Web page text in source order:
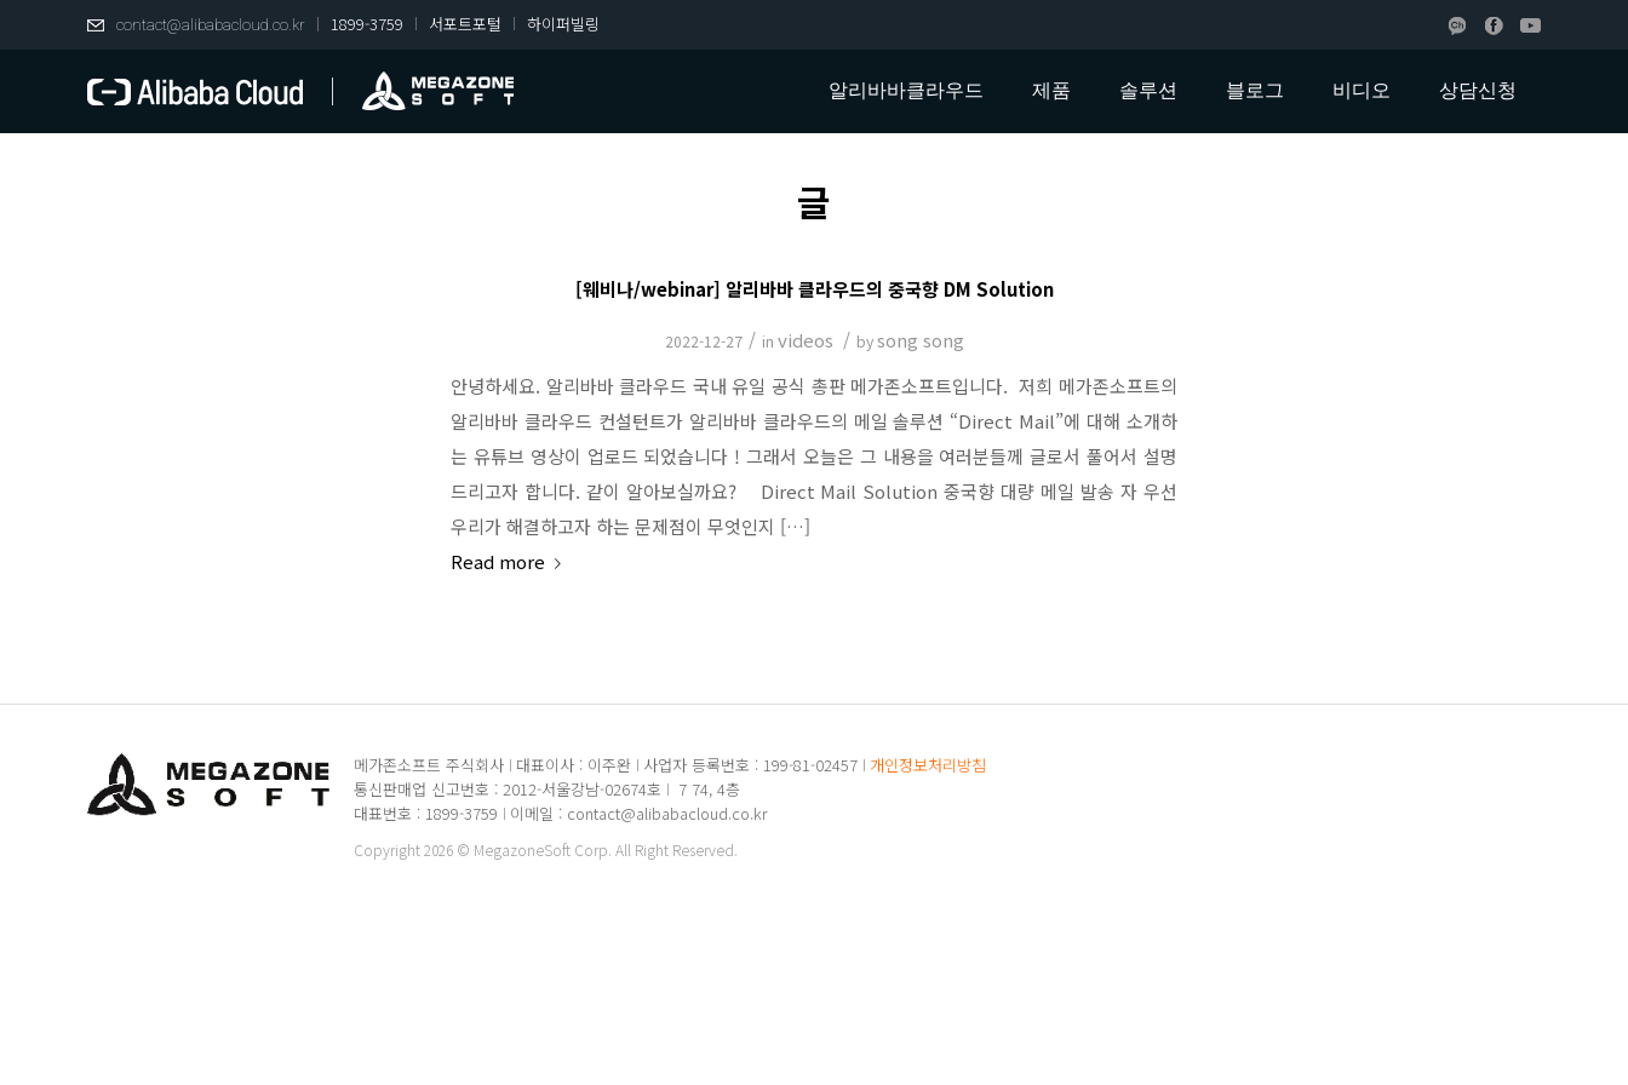
contact@alibabacloud.co.kr 1899-3759 서포트포털 하이퍼빌링
알리바바클라우드 제품 솔루션 블로그 비디오 상담신청
글
[웨비나/webinar] 알리바바 클라우드의 중국향 DM Solution
2022-12-27 / in videos / bysong song
안녕하세요. 알리바바 클라우드 국내 유일 공식 총판 메가존소프트입니다. ​​ 저희 메가존소프트의
알리바바 클라우드 컨설턴트가 알리바바 클라우드의 메일 솔루션 “Direct Mail”에 대해 소개하
는 유튜브 영상이 업로드 되었습니다 ! 그래서 오늘은 그 내용을 여러분들께 글로서 풀어서 설명
드리고자 합니다. ​같이 알아보실까요? ​ ​ ​Direct Mail Solution 중국향 대량 메일 발송 자 우선
우리가 해결하고자 하는 문제점이 무엇인지 […]
Read more
메가존소프트 주식회사 대표이사 : 이주완 사업자 등록번호 : 199-81-02457 개인정보처리방침
통신판매업 신고번호 : 2012-서울강남-02674호
7 74, 4층
대표번호 : 1899-3759
이메일 : contact@alibabacloud.co.kr
Copyright 2026 © MegazoneSoft Corp. All Right Reserved.